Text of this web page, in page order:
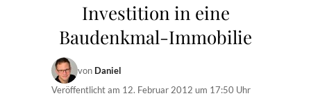
Investition in eine
Baudenkmal-Immobilie
von Daniel
Veröffentlicht am 12. Februar 2012 um 17:50 Uhr